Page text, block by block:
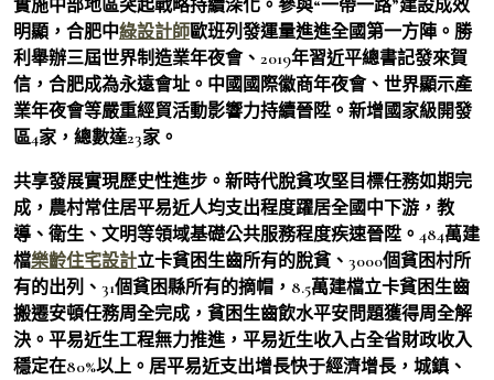
實施中部地區突起戰略持續深化。參與“一帶一路”建設成效
明顯，合肥中綠設計師歐班列發運量進進全國第一方陣。勝
利舉辦三屆世界制造業年夜會、2019年習近平總書記發來賀
信，合肥成為永遠會址。中國國際徽商年夜會、世界顯示產
業年夜會等嚴重經貿活動影響力持續晉陞。新增國家級開發
區4家，總數達23家。
共享發展實現歷史性進步。新時代脫貧攻堅目標任務如期完
成，農村常住居平易近人均支出程度躍居全國中下游，教
導、衛生、文明等領域基礎公共服務程度疾速晉陞。484萬建
檔樂齡住宅設計立卡貧困生齒所有的脫貧、3000個貧困村所
有的出列、31個貧困縣所有的摘帽，8.5萬建檔立卡貧困生齒
搬遷安頓任務周全完成，貧困生齒飲水平安問題獲得周全解
決。平易近生工程無力推進，平易近生收入占全省財政收入
穩定在80%以上。居平易近支出增長快于經濟增長，城鎮、